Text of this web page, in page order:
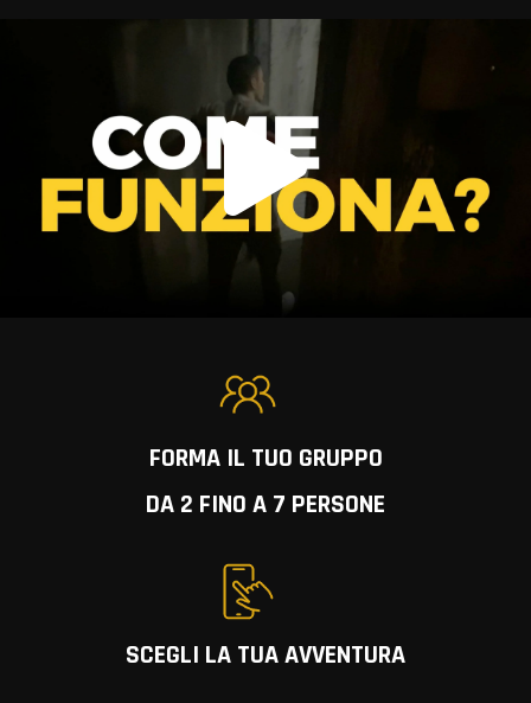
FORMA IL TUO GRUPPO
DA 2 FINO A 7 PERSONE
SCEGLI LA TUA AVVENTURA